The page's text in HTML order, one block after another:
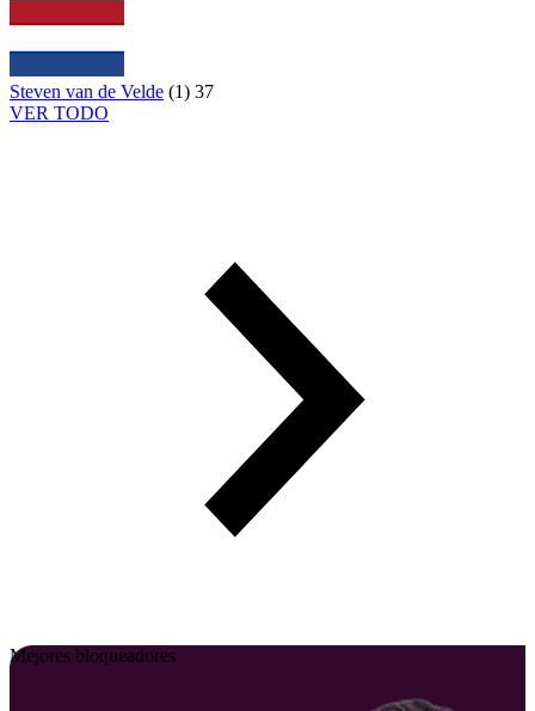
Steven van de Velde (1) 37
VER TODO
Mejores bloqueadores